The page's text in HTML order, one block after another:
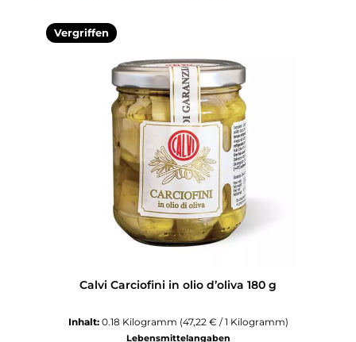
Vergriffen
Calvi Carciofini in olio d’oliva 180 g
Inhalt: 0.18 Kilogramm (47,22 € / 1 Kilogramm)
Lebensmittelangaben